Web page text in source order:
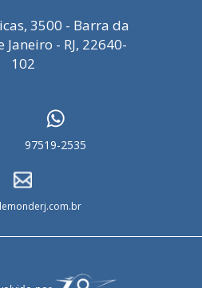
3500 - Barra da
Janeiro - RJ, 22640-
102
97519-2535